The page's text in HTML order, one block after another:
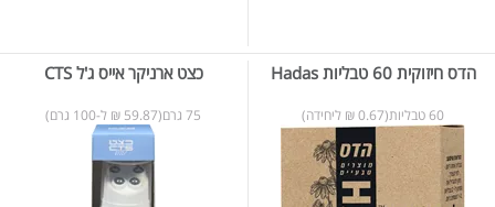
הדס חיזוקית 60 טבליות Hadas
60 טבליות(0.67 ₪ ליחידה)
כצט ארניקר אייס ג'ל CTS
75 גרם(59.87 ₪ ל-100 גרם)